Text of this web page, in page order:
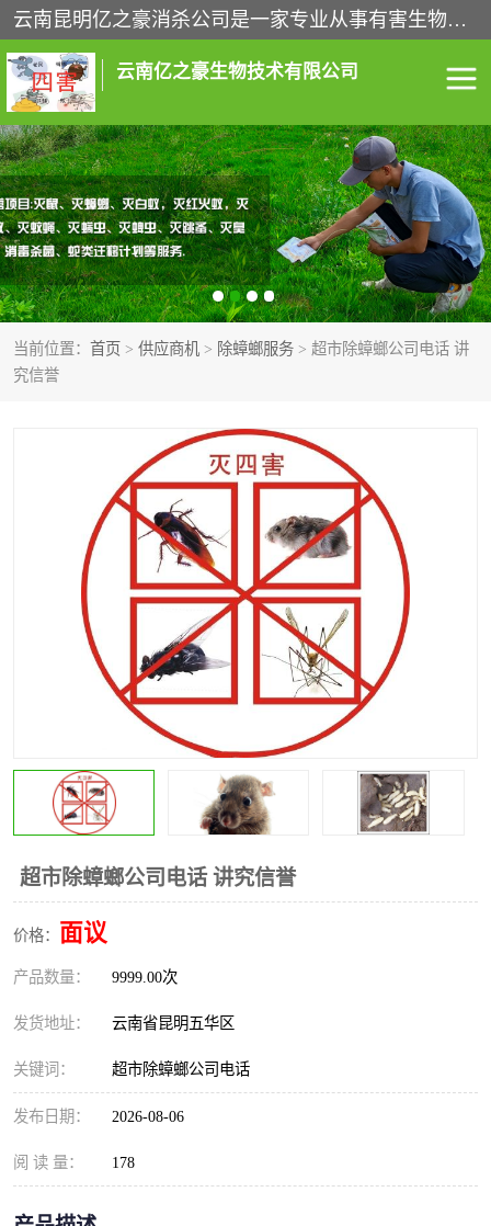
云南昆明亿之豪消杀公司是一家专业从事有害生物防治综合治理的公司，治理服务包括：灭鼠,杀虫,除虫,除蟑螂,白蚁防治,消杀等；安全环保,快速上门,价格透明,完善的售后服务,不影响您的生活工作。
云南亿之豪生物技术有限公司
当前位置： 首页 > 供应商机 > 除蟑螂服务 > 超市除蟑螂公司电话 讲
究信誉
超市除蟑螂公司电话 讲究信誉
价格： 面议
产品数量： 9999.00次
发货地址： 云南省昆明五华区
关键词： 超市除蟑螂公司电话
发布日期： 2026-08-06
阅 读 量： 178
灭鼠服务 杀虫服务
除虫服务 除蟑螂服务
白蚁防治服务 消杀服务
昆明灭老鼠 昆明灭蟑螂
昆明白蚁防治
昆明灭红火蚁公司 昆明驱蛇公司
昆明除虫除蚁